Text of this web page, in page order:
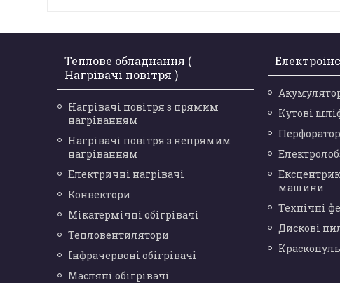
Теплове обладнання (
Нагрівачі повітря )
Нагрівачі повітря з прямим
нагріванням
Нагрівачі повітря з непрямим
нагріванням
Електричні нагрівачі
Конвектори
Мікатермічні обігрівачі
Тепловентилятори
Інфрачервоні обігрівачі
Масляні обігрівачі
Кутові
машини
Технічні
Дискові